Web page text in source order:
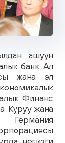
ашуун
банк. Ал
жана эл
Финанс
Куруу жана
негизги